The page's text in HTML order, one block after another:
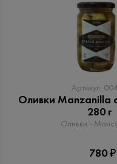
Артикул:
Оливки Manzanilla
280 г
Оливки -
780 ₽